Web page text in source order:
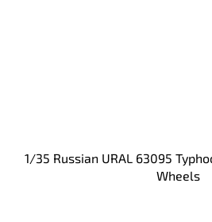
1/35 Russian URAL 63095
Wheels